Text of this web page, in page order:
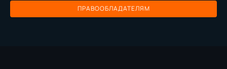
ПРАВООБЛАДАТЕЛЯМ